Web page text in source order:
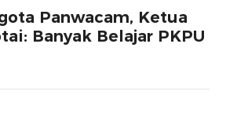
Panwacam, Ketua
Banyak Belajar PKPU